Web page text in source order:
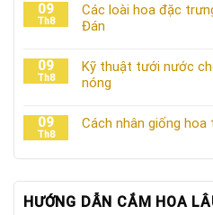
09
Th8
Các loài hoa đặc
Đán
09
Th8
Kỹ thuật tưới nước
nóng
09
Th8
Cách nhân giống
HƯỚNG DẪN CẮM HOA